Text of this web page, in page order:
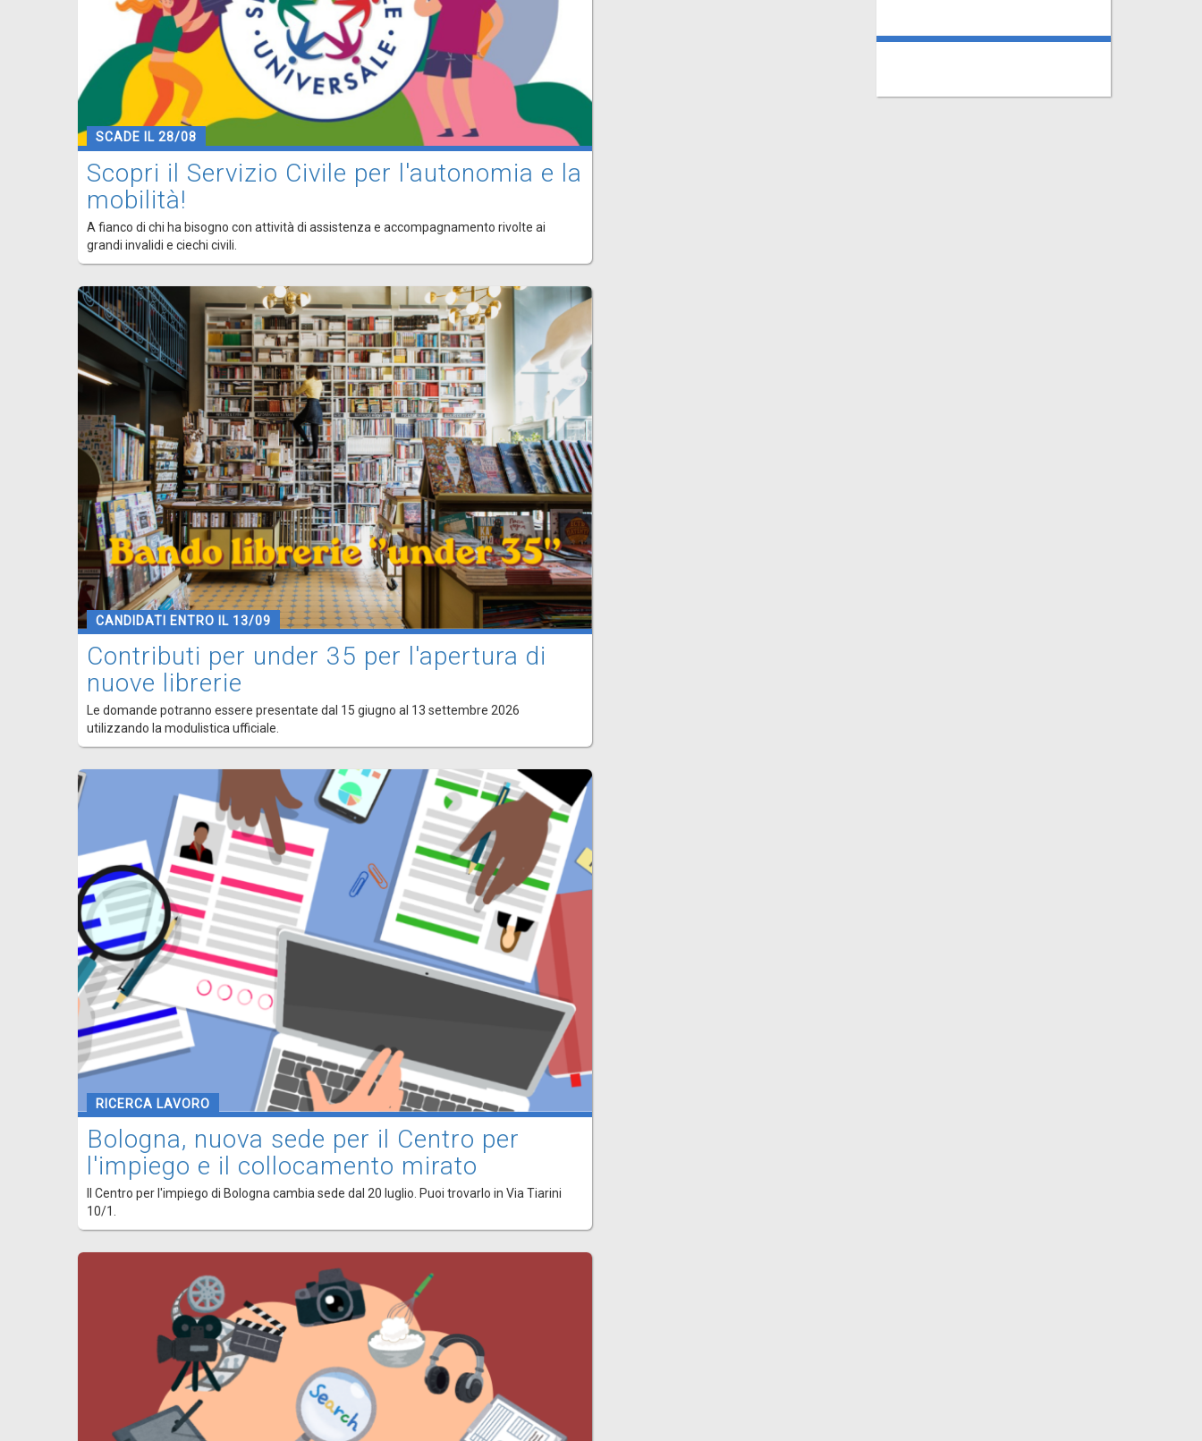
SCADE IL 28/08
Scopri il Servizio Civile per l'autonomia e la
mobilità!
A fianco di chi ha bisogno con attività di assistenza e accompagnamento rivolte ai
grandi invalidi e ciechi civili.
CANDIDATI ENTRO IL 13/09
Contributi per under 35 per l'apertura di
nuove librerie
Le domande potranno essere presentate dal 15 giugno al 13 settembre 2026
utilizzando la modulistica ufficiale.
RICERCA LAVORO
Bologna, nuova sede per il Centro per
l'impiego e il collocamento mirato
Il Centro per l'impiego di Bologna cambia sede dal 20 luglio. Puoi trovarlo in Via Tiarini
10/1.